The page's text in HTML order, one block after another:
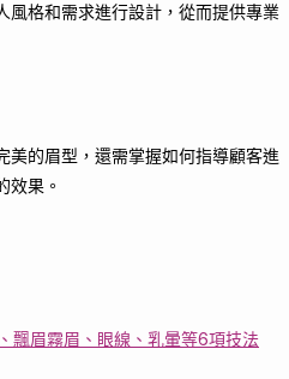
風格和需求進行設計，從而提供專業
美的眉型，還需掌握如何指導顧客進
效果。
飄眉霧眉、眼線、乳暈等6項技法